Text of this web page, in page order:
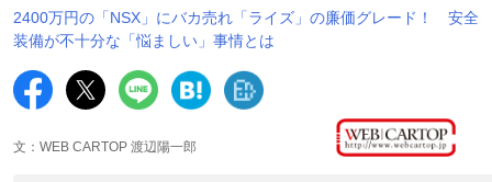
2400万円の「NSX」にバカ売れ「ライズ」の廉価グレード！ 安全
装備が不十分な「悩ましい」事情とは
文：WEB CARTOP 渡辺陽一郎